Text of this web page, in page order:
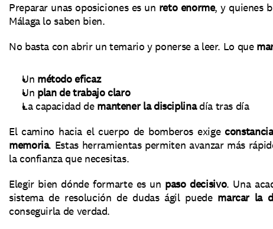
Preparar unas oposiciones es un reto enorme, y quienes
Málaga lo saben bien.
No basta con abrir un temario y ponerse a leer. Lo que
Un método eficaz
Un plan de trabajo claro
La capacidad de mantener la disciplina día tras día
El camino hacia el cuerpo de bomberos exige constancia
memoria. Estas herramientas permiten avanzar más
la confianza que necesitas.
Elegir bien dónde formarte es un paso decisivo. Una
sistema de resolución de dudas ágil puede marcar la
conseguirla de verdad.